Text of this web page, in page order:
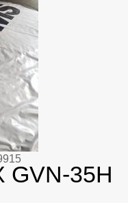
GVN-35H